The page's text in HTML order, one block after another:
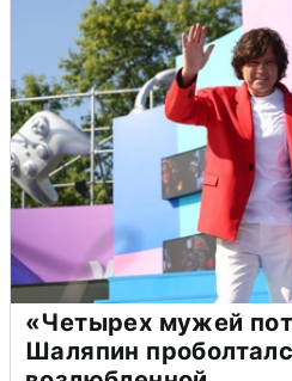
«Четырех мужей
Шаляпин